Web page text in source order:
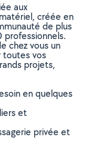
aux
créée en
de plus
chez vous un
toutes vos
projets,
en quelques
et
privée et